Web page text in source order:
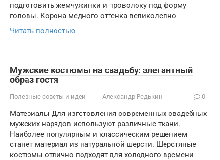
подготовить жемчужинки и проволоку под форму
головы. Корона медного оттенка великолепно
Читать полностью
Мужские костюмы на свадьбу: элегантный
образ гостя
Полезные советы и идеи Александр Редькин 0
Материалы Для изготовления современных свадебных
мужских нарядов используют различные ткани.
Наиболее популярным и классическим решением
станет материал из натуральной шерсти. Шерстяные
костюмы отлично подходят для холодного времени